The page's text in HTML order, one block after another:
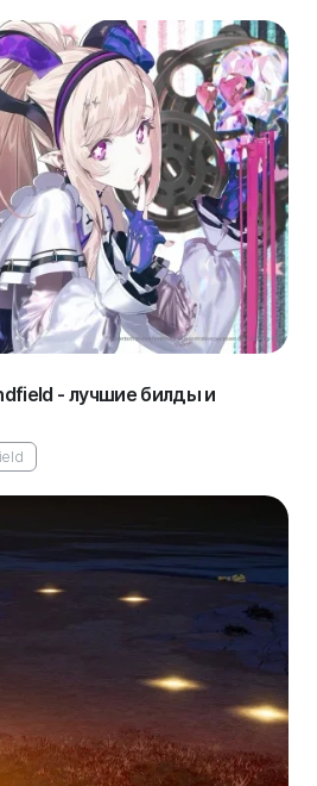
- лучшие билды и